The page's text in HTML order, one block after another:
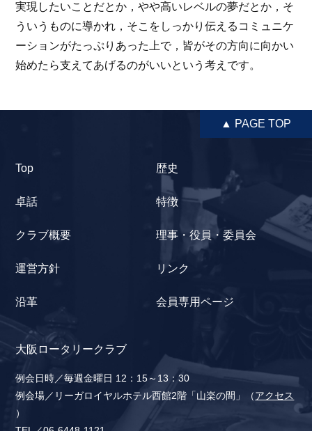
実現したいことだとか，やや高いレベルの夢だとか，そ
ういうものに導かれ，そこをしっかり伝えるコミュニケ
ーションがたっぷりあった上で，皆がその方向に向かい
始めたら支えてあげるのがいいという考えです。
▲ PAGE TOP
Top
卓話
クラブ概要
運営方針
沿革
歴史
特徴
理事・役員・委員会
リンク
会員専用ページ
大阪ロータリークラブ
例会日時／毎週金曜日 12：15～13：30
例会場／リーガロイヤルホテル西館2階「山楽の間」（アクセス
）